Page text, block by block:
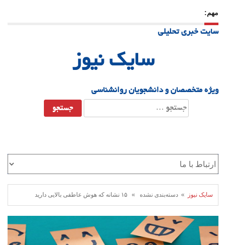
مهم:
سایت خبری تحلیلی
سایک نیوز
ویژه متخصصان و دانشجویان روانشناسی
جستجو
برای:
سایک نیوز » دسته‌بندی نشده » ۱۵ نشانه که هوش عاطفی بالایی دارید